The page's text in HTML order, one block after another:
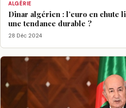
ALGÉRIE
Dinar algérien : l’euro en chute
une tendance durable ?
28 Déc 2024